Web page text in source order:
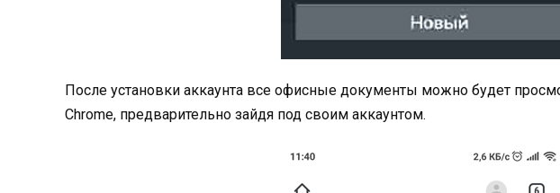
После установки аккаунта все офисные документы можно будет
Chrome, предварительно зайдя под своим аккаунтом.